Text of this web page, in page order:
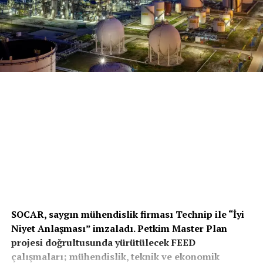
SOCAR, saygın mühendislik firması Technip ile “İyi
Niyet Anlaşması” imzaladı. Petkim Master Plan
projesi doğrultusunda yürütülecek FEED
çalışmaları; mühendislik, teknik ve ekonomik